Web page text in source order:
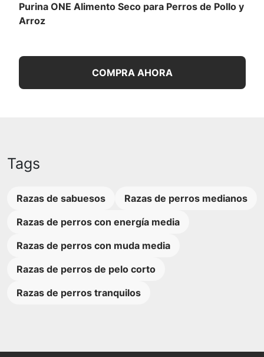
Purina ONE Alimento Seco para Perros de Pollo y
Arroz
COMPRA AHORA
Tags
Razas de sabuesos
Razas de perros medianos
Razas de perros con energía media
Razas de perros con muda media
Razas de perros de pelo corto
Razas de perros tranquilos